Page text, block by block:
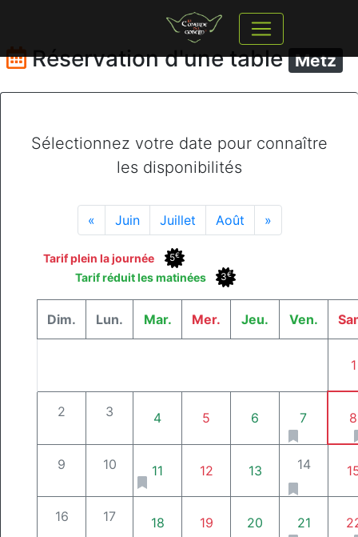
Réservation d'une table Metz
Sélectionnez votre date pour connaître
les disponibilités
« Juin Juillet Août »
5€
Tarif plein la journée
3€
Tarif réduit les matinées
Dim. Lun. Mar. Mer. Jeu. Ven.
1
2 3 4 5 6 7 8
9 10 11 12 13 14
16 17 18 19 20 21